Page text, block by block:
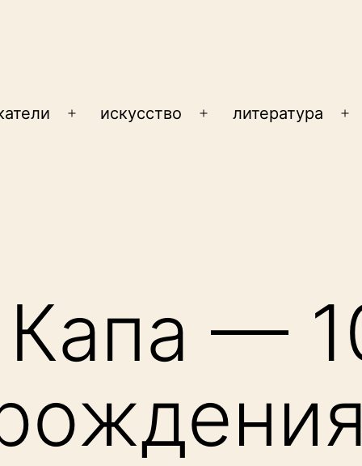
Открытьискусство
Открытьлитература
—